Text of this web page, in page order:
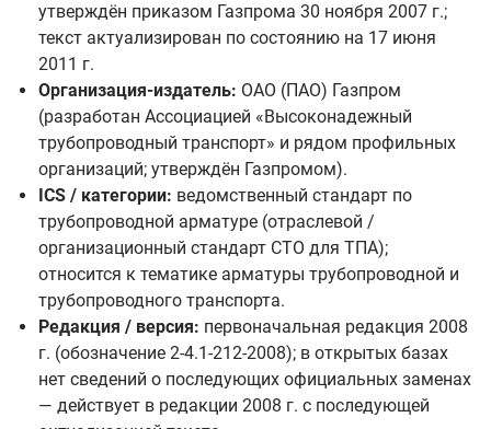
утверждён приказом Газпрома 30 ноября 2007 г.;
текст актуализирован по состоянию на 17 июня
2011 г.
Организация-издатель: ОАО (ПАО) Газпром
(разработан Ассоциацией «Высоконадежный
трубопроводный транспорт» и рядом профильных
организаций; утверждён Газпромом).
ICS / категории: ведомственный стандарт по
трубопроводной арматуре (отраслевой /
организационный стандарт СТО для ТПА);
относится к тематике арматуры трубопроводной и
трубопроводного транспорта.
Редакция / версия: первоначальная редакция 2008
г. (обозначение 2-4.1-212-2008); в открытых базах
нет сведений о последующих официальных заменах
— действует в редакции 2008 г. с последующей